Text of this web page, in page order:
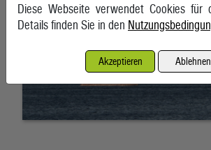
Diese Webseite verwendet Cookies für
Details finden Sie in den
Akzeptieren Ablehnen